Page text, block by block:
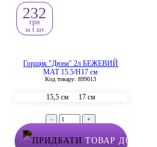
Горщик "Дюна" 2л БЕЖЕВИЙ
МАТ 15,5/Н17 см
Код товару: 899013
15,5 см 17 см
232
грн
за 1 шт
- +
ТОВАР